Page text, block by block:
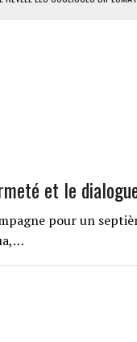
KANE CRAINT DE
AFFECTÉS EN CLASSE DE
RAVIVE LES FRACTURES
et le
pour un